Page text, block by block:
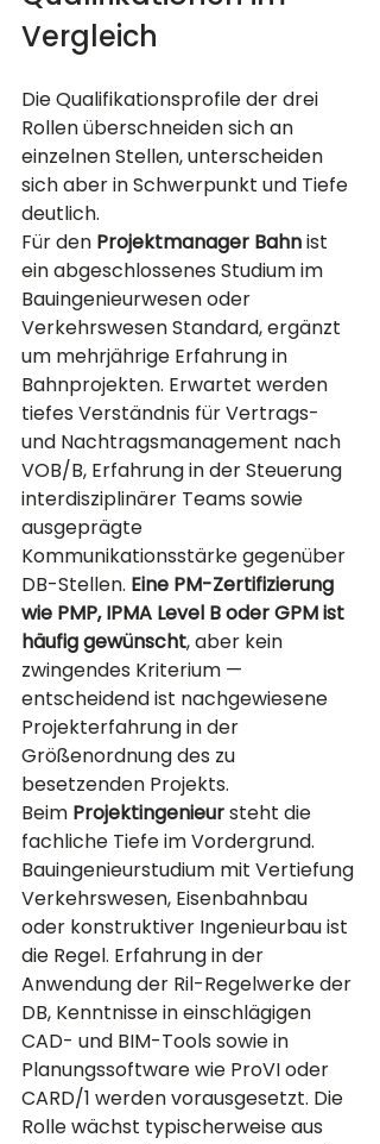
Vergleich
Die Qualifikationsprofile der drei
Rollen überschneiden sich an
einzelnen Stellen, unterscheiden
sich aber in Schwerpunkt und Tiefe
deutlich.
Für den Projektmanager Bahn ist
ein abgeschlossenes Studium im
Bauingenieurwesen oder
Verkehrswesen Standard, ergänzt
um mehrjährige Erfahrung in
Bahnprojekten. Erwartet werden
tiefes Verständnis für Vertrags-
und Nachtragsmanagement nach
VOB/B, Erfahrung in der Steuerung
interdisziplinärer Teams sowie
ausgeprägte
Kommunikationsstärke gegenüber
DB-Stellen. Eine PM-Zertifizierung
wie PMP, IPMA Level B oder GPM ist
häufig gewünscht, aber kein
zwingendes Kriterium —
entscheidend ist nachgewiesene
Projekterfahrung in der
Größenordnung des zu
besetzenden Projekts.
Beim Projektingenieur steht die
fachliche Tiefe im Vordergrund.
Bauingenieurstudium mit Vertiefung
Verkehrswesen, Eisenbahnbau
oder konstruktiver Ingenieurbau ist
die Regel. Erfahrung in der
Anwendung der Ril-Regelwerke der
DB, Kenntnisse in einschlägigen
CAD- und BIM-Tools sowie in
Planungssoftware wie ProVI oder
CARD/1 werden vorausgesetzt. Die
Rolle wächst typischerweise aus